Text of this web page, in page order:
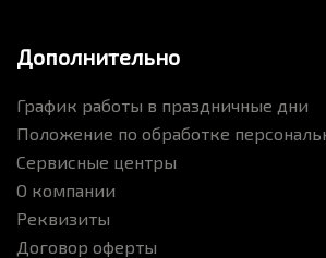
Дополнительно
График работы в праздничные дни
Положение по обработке
Сервисные центры
О компании
Реквизиты
Договор оферты